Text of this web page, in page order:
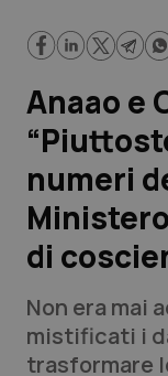
Regioni e Asl
Lavoro e
Scienza e
Studi e Analisi
Lettere al
Edizioni
QS Pro
Anaao e
numeri
di
Non era mai
mistificati i
trasformare